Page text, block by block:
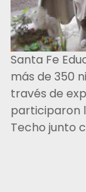
Santa Fe
más de 350
través de
participaron
Techo junto